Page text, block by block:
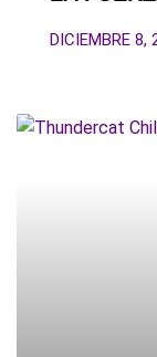
DICIEMBRE 8,